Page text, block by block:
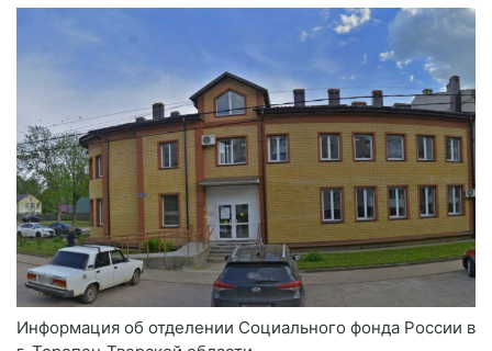
Информация об отделении Социального фонда России в